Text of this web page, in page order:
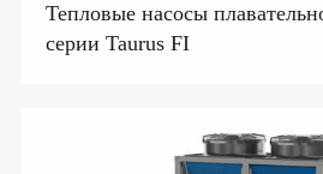
Тепловые насосы
серии Taurus FI